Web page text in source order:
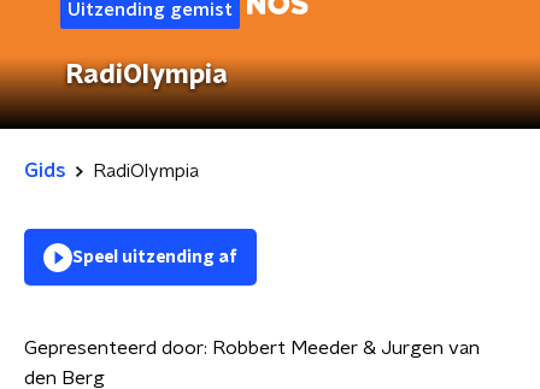
Uitzending gemist
RadiOlympia
Gids RadiOlympia
Speel uitzending af
Gepresenteerd door: Robbert Meeder & Jurgen van
den Berg